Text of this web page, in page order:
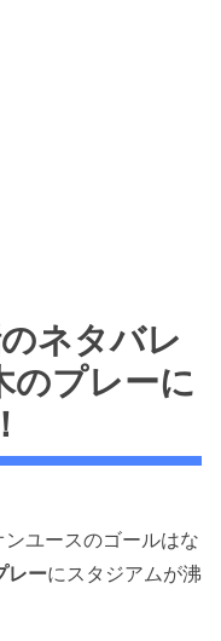
ネタバレ
のプレーに
ユースのゴールはな
レーにスタジアムが沸